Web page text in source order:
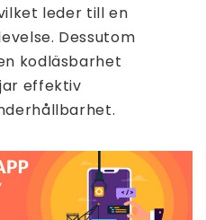
leder till en
Dessutom
kodläsbarhet
effektiv